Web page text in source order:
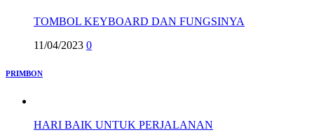
TOMBOL KEYBOARD DAN FUNGSINYA
11/04/2023 0
PRIMBON
HARI BAIK UNTUK PERJALANAN